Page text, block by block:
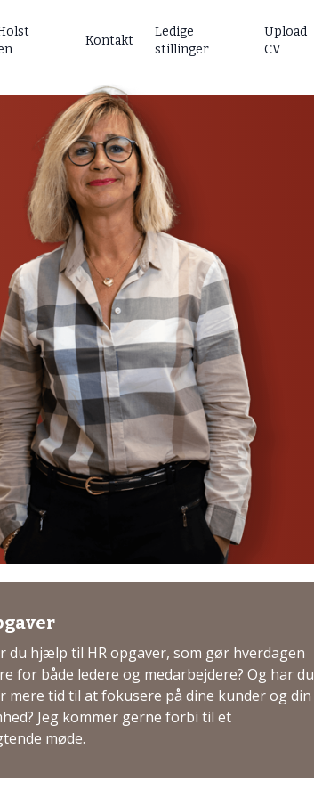
Kontakt
Ledige
stillinger
Upload
CV
du hjælp til HR opgaver, som gør hverdagen
for både ledere og medarbejdere? Og har du
mere tid til at fokusere på dine kunder og din
Jeg kommer gerne forbi til et
møde.